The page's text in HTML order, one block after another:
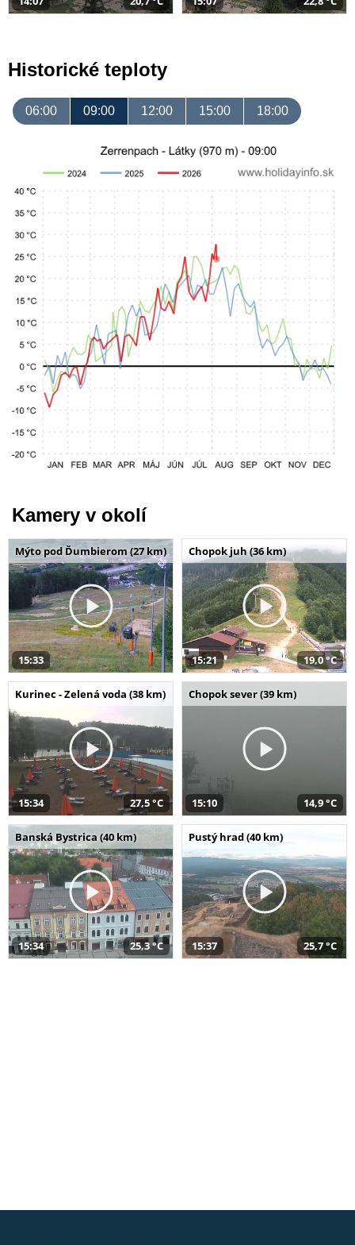
Historické teploty
06:00 09:00 12:00 15:00 18:00
Kamery v okolí
Mýto pod Ďumbierom (27 km)
15:33
Chopok juh (36 km)
15:21 19,0 °C
Kurinec - Zelená voda (38 km)
15:34 27,5 °C
Chopok sever (39 km)
15:10 14,9 °C
Banská Bystrica (40 km)
15:34 25,3 °C
Pustý hrad (40 km)
15:37 25,7 °C